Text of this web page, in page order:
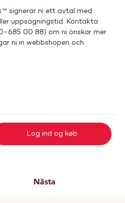
signerar ni ett avtal med
uppsägningstid. Kontakta
685 00 88) om ni önskar mer
ni in webbshopen och
Log ind og køb
Nästa